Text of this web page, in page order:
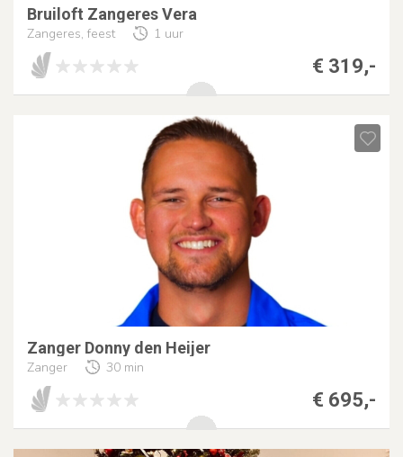
Bruiloft Zangeres Vera
Zangeres, feest 1 uur
€ 319,-
Zanger Donny den Heijer
Zanger 30 min
€ 695,-